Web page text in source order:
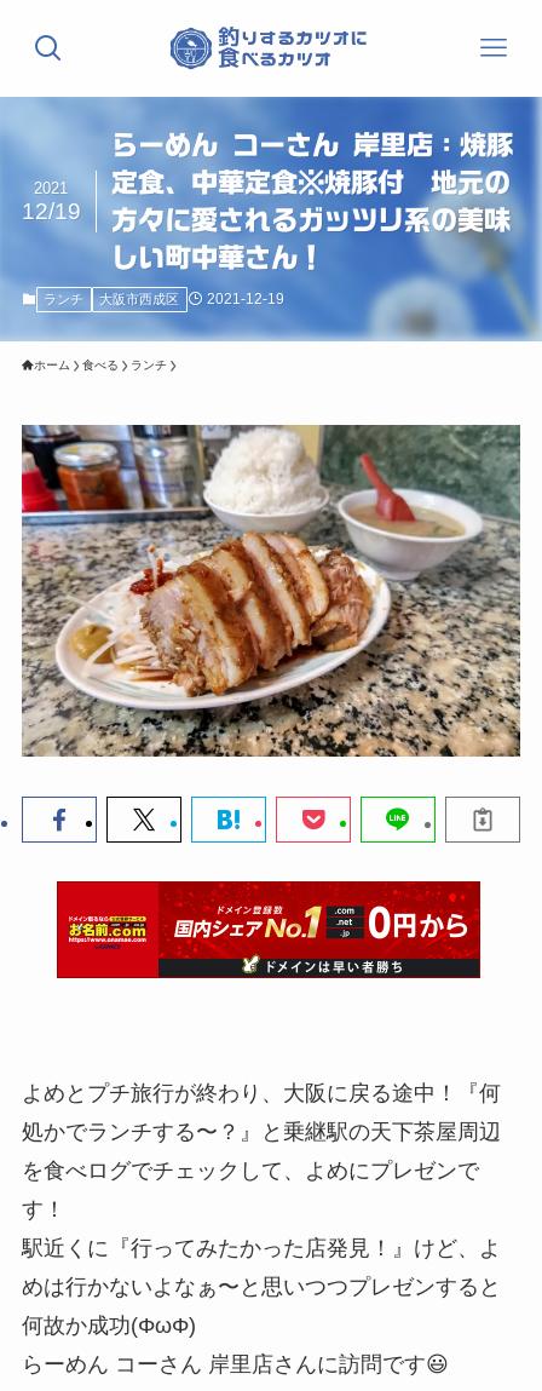
らーめん コーさん 岸里店：焼豚
定食、中華定食※焼豚付 地元の
方々に愛されるガッツリ系の美味
しい町中華さん！
2021
12/19
ランチ 大阪市西成区 2021-12-19
ホーム 食べる ランチ
よめとプチ旅行が終わり、大阪に戻る途中！『何
処かでランチする〜？』と乗継駅の天下茶屋周辺
を食べログでチェックして、よめにプレゼンで
す！
駅近くに『行ってみたかった店発見！』けど、よ
めは行かないよなぁ〜と思いつつプレゼンすると
何故か成功(ΦωΦ)
らーめん コーさん 岸里店さんに訪問です😃